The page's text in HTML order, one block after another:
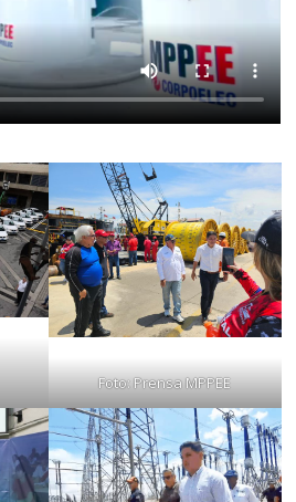
Foto: Prensa MPPEE